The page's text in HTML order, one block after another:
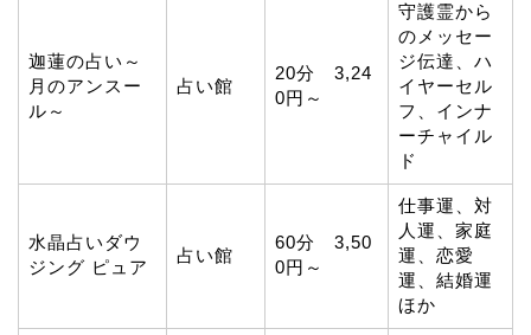
迦蓮の占い～
月のアンスー
ル～
占い館
20分 3,24
0円～
守護霊から
のメッセー
ジ伝達、ハ
イヤーセル
フ、インナ
ーチャイル
ド
水晶占いダウ
ジング ピュア
占い館
60分 3,50
0円～
仕事運、対
人運、家庭
運、恋愛
運、結婚運
ほか